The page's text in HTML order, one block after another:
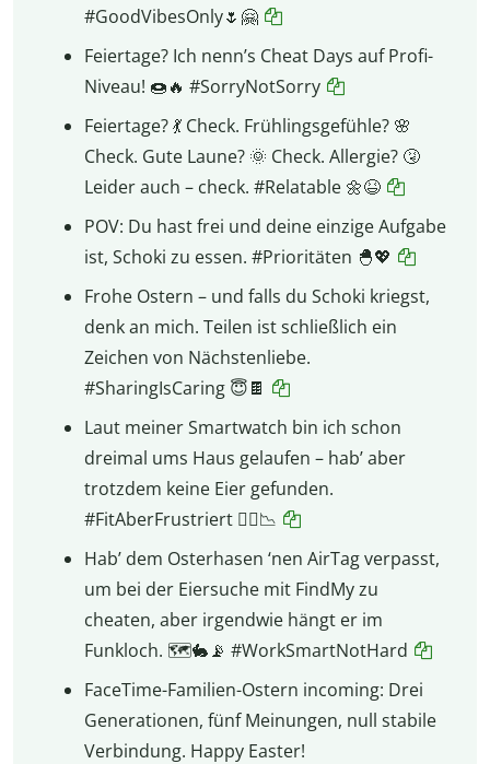
#GoodVibesOnly🌷🤗
Feiertage? Ich nenn’s Cheat Days auf Profi-
Niveau! 🍩🔥 #SorryNotSorry
Feiertage? 💃 Check. Frühlingsgefühle? 🌸
Check. Gute Laune? 🌞 Check. Allergie? 🤧
Leider auch – check. #Relatable 🌼😆
POV: Du hast frei und deine einzige Aufgabe
ist, Schoki zu essen. #Prioritäten 🐣💖
Frohe Ostern – und falls du Schoki kriegst,
denk an mich. Teilen ist schließlich ein
Zeichen von Nächstenliebe.
#SharingIsCaring 😇🍫
Laut meiner Smartwatch bin ich schon
dreimal ums Haus gelaufen – hab’ aber
trotzdem keine Eier gefunden.
#FitAberFrustriert 😮‍💨📉
Hab’ dem Osterhasen ‘nen AirTag verpasst,
um bei der Eiersuche mit FindMy zu
cheaten, aber irgendwie hängt er im
Funkloch. 🗺️🐇📡 #WorkSmartNotHard
FaceTime-Familien-Ostern incoming: Drei
Generationen, fünf Meinungen, null stabile
Verbindung. Happy Easter!